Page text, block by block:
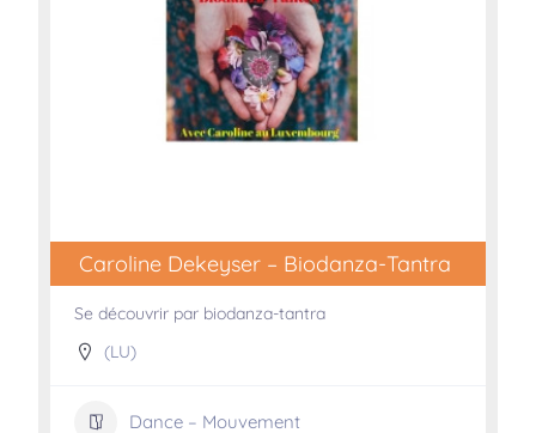
Caroline Dekeyser – Biodanza-Tantra
Se découvrir par biodanza-tantra
(LU)
Dance – Mouvement